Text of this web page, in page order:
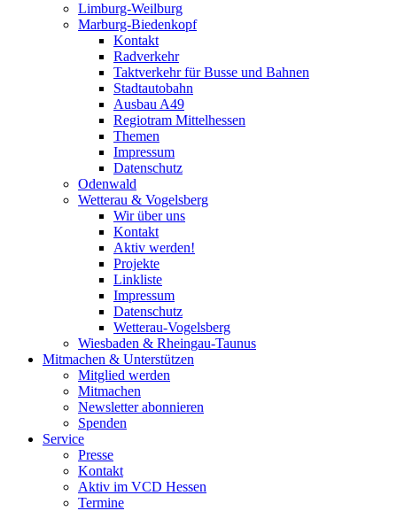
Limburg-Weilburg
Marburg-Biedenkopf
Kontakt
Radverkehr
Taktverkehr für Busse und Bahnen
Stadtautobahn
Ausbau A49
Regiotram Mittelhessen
Themen
Impressum
Datenschutz
Odenwald
Wetterau & Vogelsberg
Wir über uns
Kontakt
Aktiv werden!
Projekte
Linkliste
Impressum
Datenschutz
Wetterau-Vogelsberg
Wiesbaden & Rheingau-Taunus
Mitmachen & Unterstützen
Mitglied werden
Mitmachen
Newsletter abonnieren
Spenden
Service
Presse
Kontakt
Aktiv im VCD Hessen
Termine